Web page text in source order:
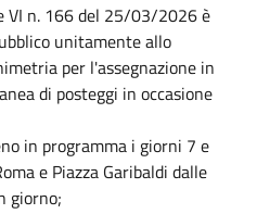
VI n. 166 del 25/03/2026 è
unitamente allo
per l'assegnazione in
di posteggi in occasione
in programma i giorni 7 e
e Piazza Garibaldi dalle
giorno;